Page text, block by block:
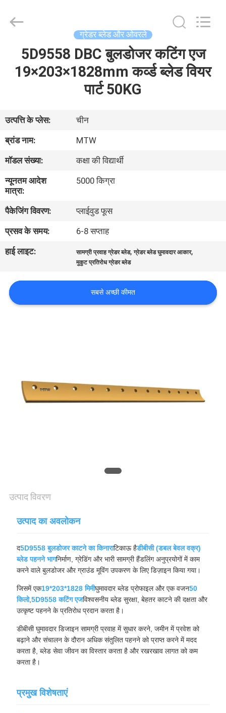
वीडियो
हमारे
में
कारखाना
भ्रमण
नियंत्रण
एक
POLICY
WEAR
PARTS
ग्रेडर ब्लेड और ओवरले
5D9558 DBC बुलडोजर कटिंग एज
19×203×1828mm कर्व्ड ब्लेड वियर
पार्ट 50KG
उत्पत्ति के प्लेस:
चीन
ब्रांड नाम:
MTW
मॉडल संख्या:
कक्षा की विद्यार्थी
न्यूनतम आदेश
मात्रा:
5000 किग्रा
पैकेजिंग विवरण:
प्लाईवुड फूस
प्रसव के समय:
6-8 सप्ताह
हाई लाइट:
सामग्री प्रवाह ग्रेडर ब्लेड,ग्रेडर ब्लेड घुमावदार आकार,
मुकुट प्रतिरोध ग्रेडर ब्लेड
सबसे अच्छी कीमत
उत्पाद विवरण
उत्पाद का अवलोकन
द5D9558 बुलडोजर काटने का किनाराटिकाऊ हैडीबीसी (डबल बेवल वक्र)
ब्लेड पहनने भागनिर्माण, ग्रेडिंग और भारी सामग्री हैंडलिंग अनुप्रयोगों में काम
करने वाले बुलडोजर और ग्राउंड मूविंग उपकरण के लिए डिज़ाइन किया गया।
जिसमें एक19*203*1828 मिमीघुमावदार ब्लेड प्रोफाइल और एक वजन50
किलो,5D9558 कटिंग एजविश्वसनीय ब्लेड सुरक्षा, बेहतर काटने की दक्षता और
उत्कृष्ट पहनने के प्रतिरोध प्रदान करता है।
डीबीसी घुमावदार डिजाइन सामग्री प्रवाह में सुधार करने, जमीन में प्रवेश को
बढ़ाने और संचालन के दौरान अधिक संतुलित पहनने को प्राप्त करने में मदद
करता है, ब्लेड सेवा जीवन का विस्तार करता है और रखरखाव लागत को कम
करता है।
प्रमुख विशेषताएं